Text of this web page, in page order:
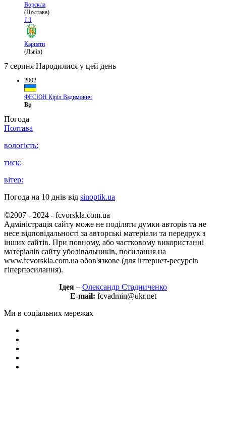
Ворскла
(Полтава)
1:1
Карпати
(Львів)
7 серпня Народилися у цей день
2002
ФЕСЮН Кіріл Вадимович
Вр
Погода
Полтава
вологість:
тиск:
вітер:
Погода на 10 днів від sinoptik.ua
©2007 - 2024 - fcvorskla.com.ua
Адміністрація сайту може не поділяти думки авторів та не
несе відповідальності за авторські матеріали та передрук з
інших сайтів. При повному, або частковому використанні
матеріалів сайту уболівальників, посилання на
www.fcvorskla.com.ua обов'язкове (для інтернет-ресурсів
гіперпосилання).
Ідея – Олександр Стадниченко
E-mail: fcvadmin@ukr.net
Ми в соціальних мережах